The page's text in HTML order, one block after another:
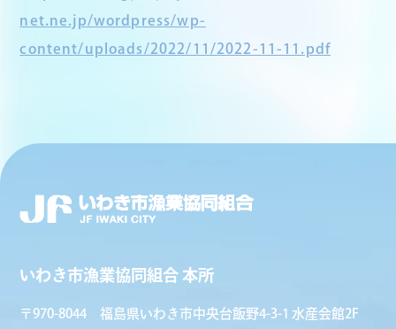
net.ne.jp/wordpress/wp-
content/uploads/2022/11/2022-11-11.pdf
いわき市漁業協同組合 本所
〒970-8044 福島県いわき市中央台飯野4-3-1 水産会館2F